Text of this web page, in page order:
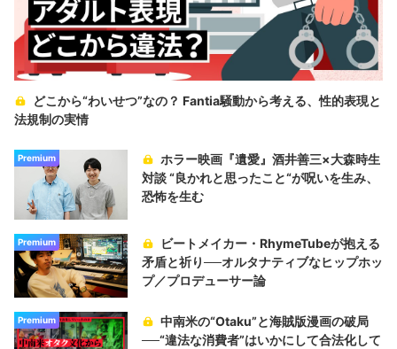
どこから“わいせつ”なの？ Fantia騒動から考える、性的表現と
法規制の実情
Premium
ホラー映画『遺愛』酒井善三×大森時生
対談 “良かれと思ったこと“が呪いを生み、
恐怖を生む
Premium
ビートメイカー・RhymeTubeが抱える
矛盾と祈り──オルタナティブなヒップホッ
プ／プロデューサー論
Premium
中南米の“Otaku”と海賊版漫画の破局
──“違法な消費者”はいかにして合法化して